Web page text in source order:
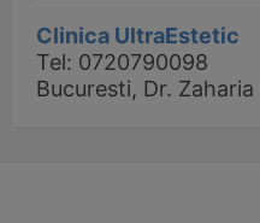
Clinica UltraEstetic
Tel: 0720790098
Bucuresti, Dr.